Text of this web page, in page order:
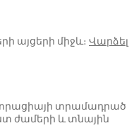
այցերի միջև։ Վարձել
տրամադրած
ժամերի և տնային